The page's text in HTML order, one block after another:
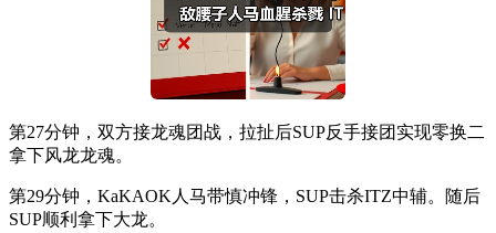
第27分钟，双方接龙魂团战，拉扯后SUP反手接团实现零换二
拿下风龙龙魂。
第29分钟，KaKAOK人马带慎冲锋，SUP击杀ITZ中辅。随后
SUP顺利拿下大龙。